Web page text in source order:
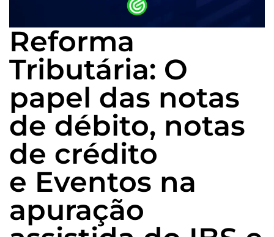
Reforma
Tributária: O
papel das notas
de débito, notas
de crédito
e Eventos na
apuração